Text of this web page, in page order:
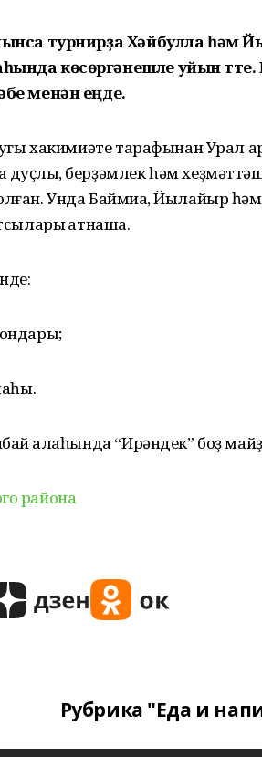
турнирҙа Хәйбулла һәм
көсөргәнешле уйын
менән еңде.
хакимиәте тарафынан Урал
берҙәмлек һәм
Унда Баймиаҡ, Йылайыр
ҡатнаша.
ҡалаһында “Ирәндек” боҙ
района
Рубрика "Еда и